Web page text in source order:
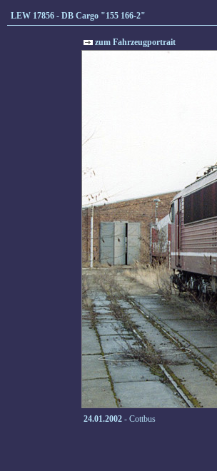
LEW 17856 - DB Cargo "155 166-2"
zum Fahrzeugportrait
24.01.2002 - Cottbus